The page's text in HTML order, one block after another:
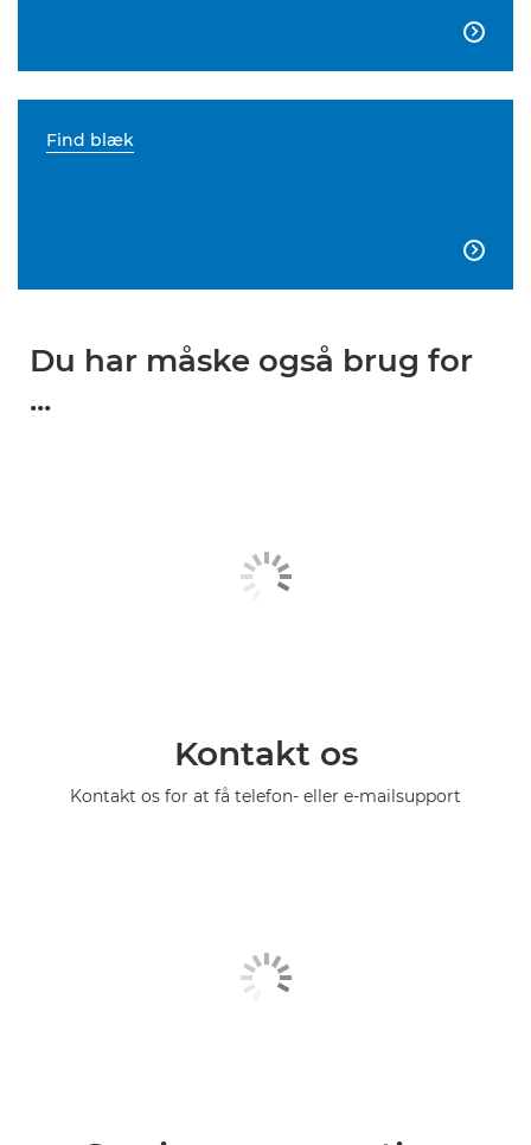

Find blæk

Du har måske også brug for
...
Kontakt os
Kontakt os for at få telefon- eller e-mailsupport